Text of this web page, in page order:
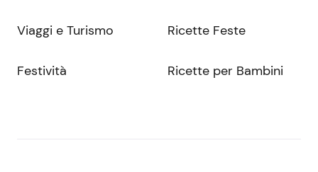
Viaggi e Turismo
Festività
Ricette Feste
Ricette per Bambini